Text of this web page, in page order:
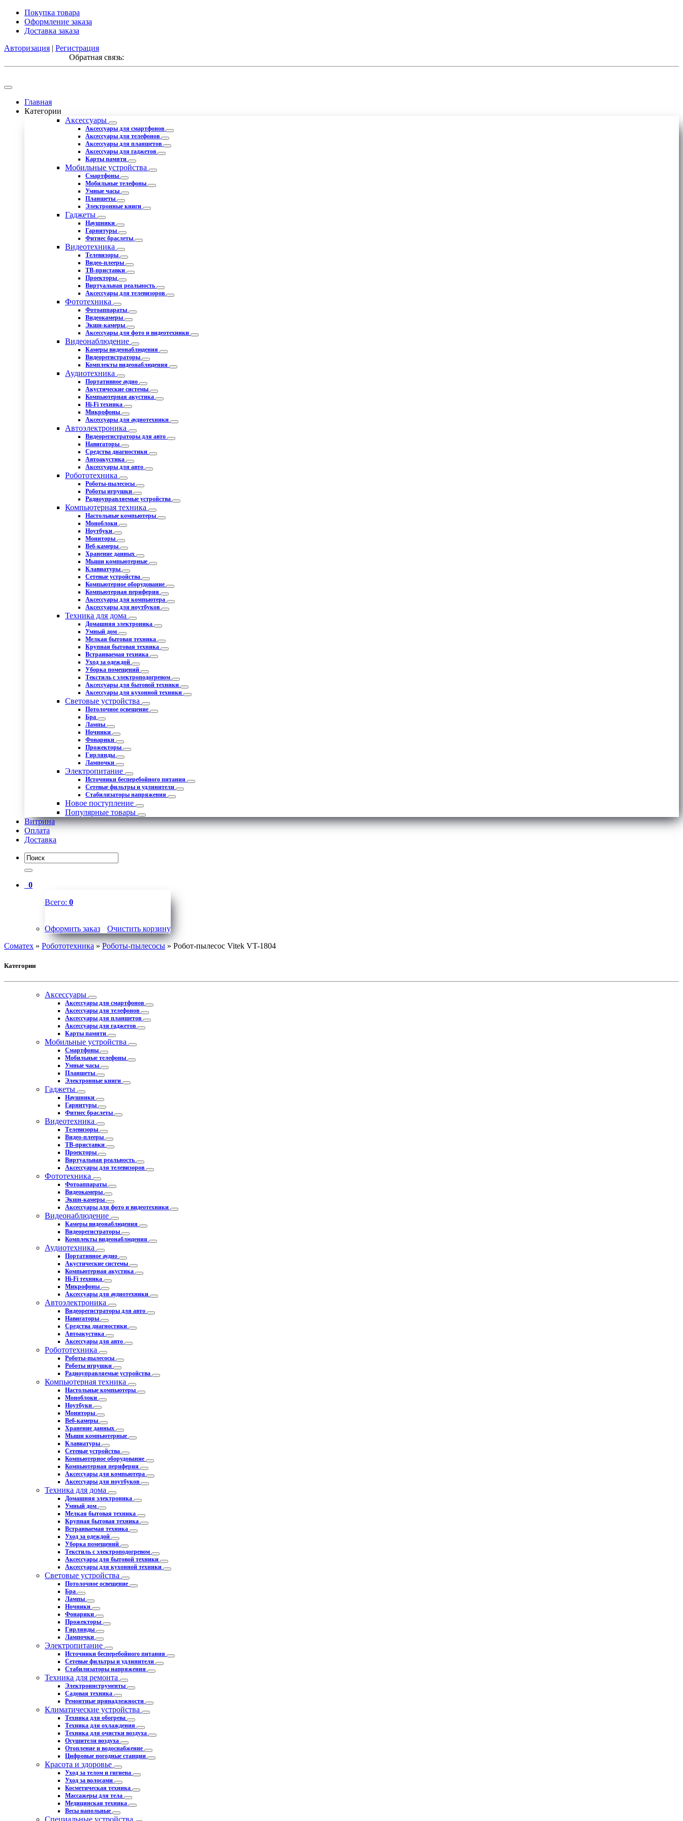
Покупка товара
Оформление заказа
Доставка заказа
Авторизация | Регистрация
Обратная связь:
Главная
Категории
Аксессуары
Аксессуары для смартфонов
Аксессуары для телефонов
Аксессуары для планшетов
Аксессуары для гаджетов
Карты памяти
Мобильные устройства
Смартфоны
Мобильные телефоны
Умные часы
Планшеты
Электронные книги
Гаджеты
Наушники
Гарнитуры
Фитнес браслеты
Видеотехника
Телевизоры
Видео-плееры
ТВ-приставки
Проекторы
Виртуальная реальность
Аксессуары для телевизоров
Фототехника
Фотоаппараты
Видеокамеры
Экшн-камеры
Аксессуары для фото и видеотехники
Видеонаблюдение
Камеры видеонаблюдения
Видеорегистраторы
Комплекты видеонаблюдения
Аудиотехника
Портативное аудио
Акустические системы
Компьютерная акустика
Hi-Fi техника
Микрофоны
Аксессуары для аудиотехники
Автоэлектроника
Видеорегистраторы для авто
Навигаторы
Средства диагностики
Автоакустика
Аксессуары для авто
Робототехника
Роботы-пылесосы
Роботы игрушки
Радиоуправляемые устройства
Компьютерная техника
Настольные компьютеры
Моноблоки
Ноутбуки
Мониторы
Веб-камеры
Хранение данных
Мыши компьютерные
Клавиатуры
Сетевые устройства
Компьютерное оборудование
Компьютерная периферия
Аксессуары для компьютера
Аксессуары для ноутбуков
Техника для дома
Домашняя электроника
Умный дом
Мелкая бытовая техника
Крупная бытовая техника
Встраиваемая техника
Уход за одеждой
Уборка помещений
Текстиль с электроподогревом
Аксессуары для бытовой техники
Аксессуары для кухонной техники
Световые устройства
Потолочное освещение
Бра
Лампы
Ночники
Фонарики
Прожекторы
Гирлянды
Лампочки
Электропитание
Источники бесперебойного питания
Сетевые фильтры и удлинители
Стабилизаторы напряжения
Новое поступление
Популярные товары
Витрина
Оплата
Доставка
0
Всего: 0
Оформить заказ
Очистить корзину
Соматех » Робототехника»Роботы-пылесосы » Робот-пылесос Vitek VT-1804
Категории
Аксессуары
Аксессуары для смартфонов
Аксессуары для телефонов
Аксессуары для планшетов
Аксессуары для гаджетов
Карты памяти
Мобильные устройства
Смартфоны
Мобильные телефоны
Умные часы
Планшеты
Электронные книги
Гаджеты
Наушники
Гарнитуры
Фитнес браслеты
Видеотехника
Телевизоры
Видео-плееры
ТВ-приставки
Проекторы
Виртуальная реальность
Аксессуары для телевизоров
Фототехника
Фотоаппараты
Видеокамеры
Экшн-камеры
Аксессуары для фото и видеотехники
Видеонаблюдение
Камеры видеонаблюдения
Видеорегистраторы
Комплекты видеонаблюдения
Аудиотехника
Портативное аудио
Акустические системы
Компьютерная акустика
Hi-Fi техника
Микрофоны
Аксессуары для аудиотехники
Автоэлектроника
Видеорегистраторы для авто
Навигаторы
Средства диагностики
Автоакустика
Аксессуары для авто
Робототехника
Роботы-пылесосы
Роботы игрушки
Радиоуправляемые устройства
Компьютерная техника
Настольные компьютеры
Моноблоки
Ноутбуки
Мониторы
Веб-камеры
Хранение данных
Мыши компьютерные
Клавиатуры
Сетевые устройства
Компьютерное оборудование
Компьютерная периферия
Аксессуары для компьютера
Аксессуары для ноутбуков
Техника для дома
Домашняя электроника
Умный дом
Мелкая бытовая техника
Крупная бытовая техника
Встраиваемая техника
Уход за одеждой
Уборка помещений
Текстиль с электроподогревом
Аксессуары для бытовой техники
Аксессуары для кухонной техники
Световые устройства
Потолочное освещение
Бра
Лампы
Ночники
Фонарики
Прожекторы
Гирлянды
Лампочки
Электропитание
Источники бесперебойного питания
Сетевые фильтры и удлинители
Стабилизаторы напряжения
Техника для ремонта
Электроинструменты
Садовая техника
Ремонтные принадлежности
Климатические устройства
Техника для обогрева
Техника для охлаждения
Техника для очистки воздуха
Осушители воздуха
Отопление и водоснабжение
Цифровые погодные станции
Красота и здоровье
Уход за телом и гигиена
Уход за волосами
Косметическая техника
Массажеры для тела
Медицинская техника
Весы напольные